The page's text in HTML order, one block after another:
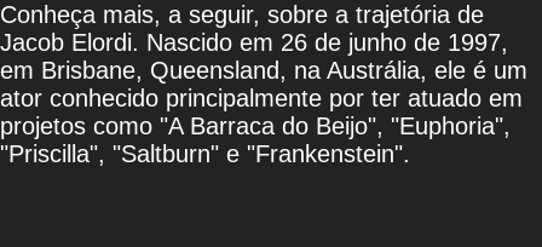
Conheça mais, a seguir, sobre a trajetória de
Jacob Elordi. Nascido em 26 de junho de 1997,
em Brisbane, Queensland, na Austrália, ele é um
ator conhecido principalmente por ter atuado em
projetos como "A Barraca do Beijo", "Euphoria",
"Priscilla", "Saltburn" e "Frankenstein".